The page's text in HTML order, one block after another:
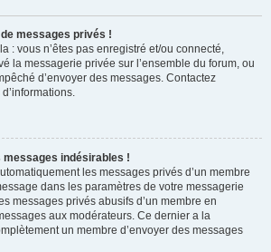
messages privés !
: vous n’êtes pas enregistré et/ou connecté,
la messagerie privée sur l’ensemble du forum, ou
d’envoyer des messages. Contactez
indésirables !
les messages privés d’un membre
dans les paramètres de votre messagerie
messages privés abusifs d’un membre en
aux modérateurs. Ce dernier a la
un membre d’envoyer des messages